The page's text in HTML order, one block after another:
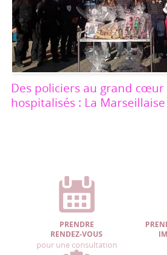
Des policiers au grand cœur
hospitalisés : La
PRENDRE
RENDEZ-VOUS
pour une consultation